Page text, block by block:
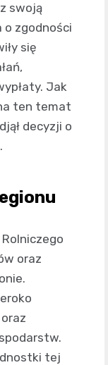
swoją
o zgodności
się
Jak
ten temat
decyzji o
oraz
tej